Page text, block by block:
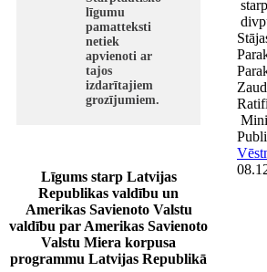
līgumu
pamatteksti
netiek
apvienoti ar
tajos
izdarītajiem
grozījumiem.
Līgums starp Latvijas
Republikas valdību un
Amerikas Savienoto Valstu
valdību par Amerikas Savienoto
Valstu Miera korpusa
programmu Latvijas Republikā